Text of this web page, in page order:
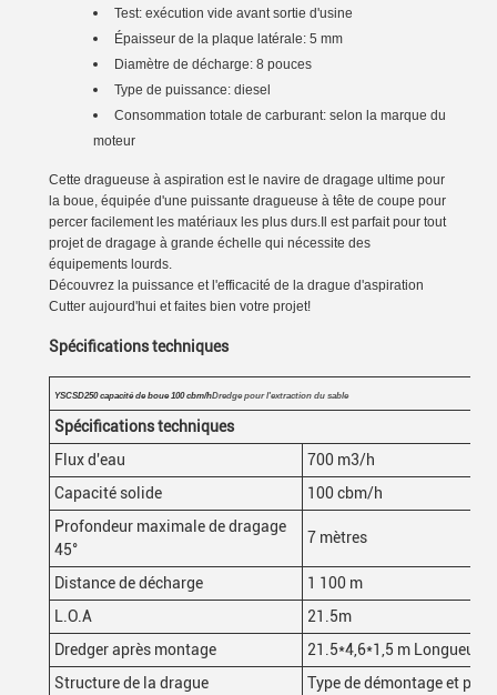
Test: exécution vide avant sortie d'usine
Épaisseur de la plaque latérale: 5 mm
Diamètre de décharge: 8 pouces
Type de puissance: diesel
Consommation totale de carburant: selon la marque du
moteur
Cette dragueuse à aspiration est le navire de dragage ultime pour
la boue, équipée d'une puissante dragueuse à tête de coupe pour
percer facilement les matériaux les plus durs.Il est parfait pour tout
projet de dragage à grande échelle qui nécessite des
équipements lourds.
Découvrez la puissance et l'efficacité de la drague d'aspiration
Cutter aujourd'hui et faites bien votre projet!
Spécifications techniques
YSCSD250 capacité de boue 100 cbm/hDredge pour l'extraction du sable
Spécifications techniques
Flux d'eau
700 m3/h
Capacité solide
100 cbm/h
Profondeur maximale de dragage
45°
7 mètres
Distance de décharge
1 100 m
L.O.A
21.5m
Dredger après montage
21.5*4,6*1,5 m Longueur
Structure de la drague
Type de démontage et